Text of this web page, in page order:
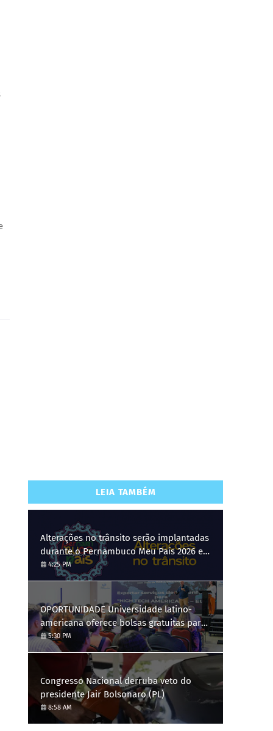
LEIA TAMBÉM
Alterações no trânsito serão implantadas
durante o Pernambuco Meu País 2026 em
Gravatá, de 29 de julho a 3 de agosto
4:25 PM
OPORTUNIDADE Universidade latino-
americana oferece bolsas gratuitas para
Engenharia de Software; saiba como se
candidatar
5:30 PM
Congresso Nacional derruba veto do
presidente Jair Bolsonaro (PL)
8:58 AM